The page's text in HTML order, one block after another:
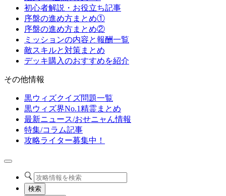
初心者解説・お役立ち記事
序盤の進め方まとめ①
序盤の進め方まとめ②
ミッションの内容と報酬一覧
敵スキルと対策まとめ
デッキ購入のおすすめを紹介
その他情報
黒ウィズクイズ問題一覧
黒ウィズ界No.1精霊まとめ
最新ニュース/おせニャん情報
特集/コラム記事
攻略ライター募集中！
検索